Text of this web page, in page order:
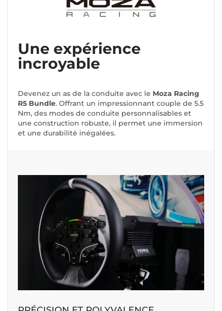
Une expérience
incroyable
Devenez un as de la conduite avec le Moza Racing
R5 Bundle. Offrant un impressionnant couple de 5.5
Nm, des modes de conduite personnalisables et
une construction robuste, il permet une immersion
et une durabilité inégalées.